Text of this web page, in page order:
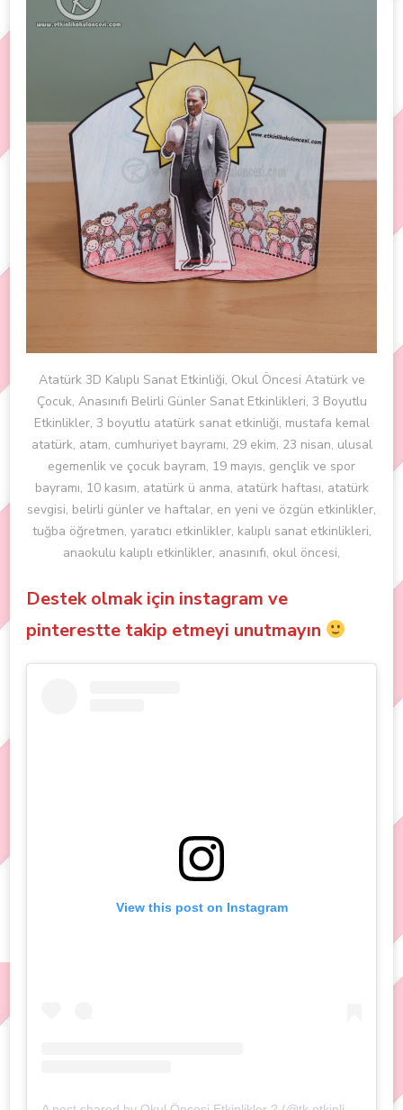
Atatürk 3D Kalıplı Sanat Etkinliği, Okul Öncesi Atatürk ve
Çocuk, Anasınıfı Belirli Günler Sanat Etkinlikleri, 3 Boyutlu
Etkinlikler, 3 boyutlu atatürk sanat etkinliği, mustafa kemal
atatürk, atam, cumhuriyet bayramı, 29 ekim, 23 nisan, ulusal
egemenlik ve çocuk bayram, 19 mayıs, gençlik ve spor
bayramı, 10 kasım, atatürk ü anma, atatürk haftası, atatürk
sevgisi, belirli günler ve haftalar, en yeni ve özgün etkinlikler,
tuğba öğretmen, yaratıcı etkinlikler, kalıplı sanat etkinlikleri,
anaokulu kalıplı etkinlikler, anasınıfı, okul öncesi,
Destek olmak için instagram ve
pinterestte takip etmeyi unutmayın
View this post on Instagram